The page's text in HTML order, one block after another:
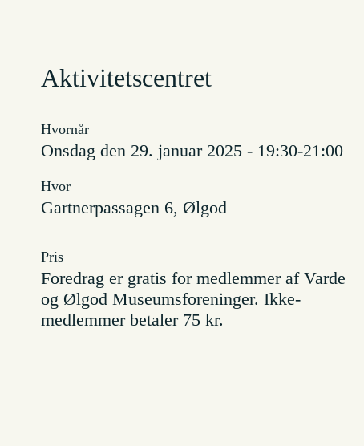
Aktivitetscentret
Hvornår
onsdag den 29. januar 2025 - 19:30-21:00
Hvor
Gartnerpassagen 6, Ølgod
Pris
Foredrag er gratis for medlemmer af Varde
og Ølgod Museumsforeninger. Ikke-
medlemmer betaler 75 kr.